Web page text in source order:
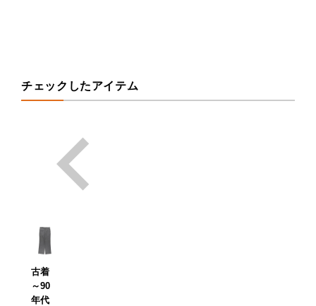
チェックしたアイテム
古着
～90
年代